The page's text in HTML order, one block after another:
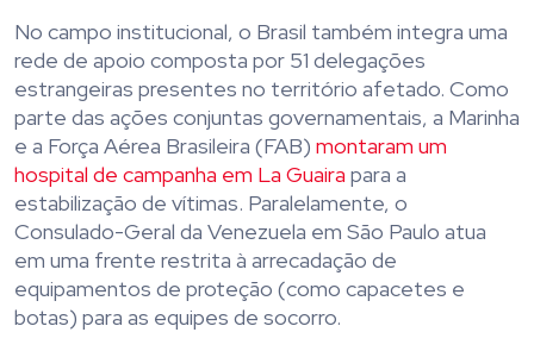
No campo institucional, o Brasil também integra uma
rede de apoio composta por 51 delegações
estrangeiras presentes no território afetado. Como
parte das ações conjuntas governamentais, a Marinha
e a Força Aérea Brasileira (FAB) montaram um
hospital de campanha em La Guaira para a
estabilização de vítimas. Paralelamente, o
Consulado-Geral da Venezuela em São Paulo atua
em uma frente restrita à arrecadação de
equipamentos de proteção (como capacetes e
botas) para as equipes de socorro.